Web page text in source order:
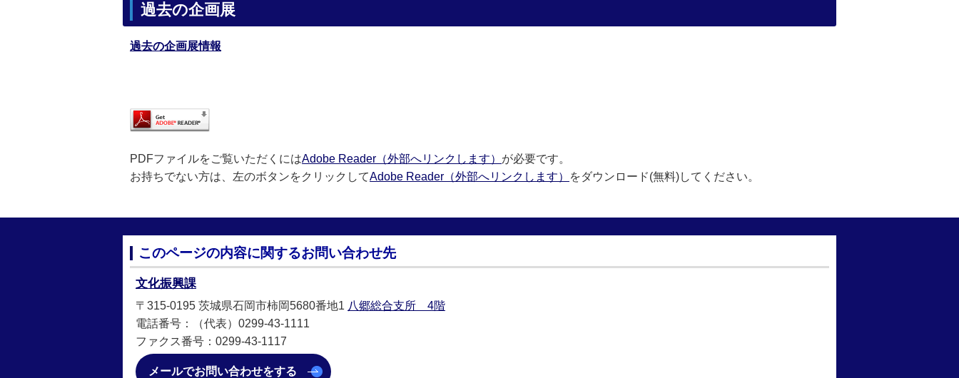
過去の企画展
過去の企画展情報
PDFファイルをご覧いただくにはAdobe Reader（外部へリンクします） が必要です。
お持ちでない方は、左のボタンをクリックしてAdobe Reader（外部へリンクします） をダウンロード(無料)してください。
このページの内容に関するお問い合わせ先
文化振興課
〒315-0195 茨城県石岡市柿岡5680番地1 八郷総合支所 4階
電話番号：（代表）0299-43-1111
ファクス番号：0299-43-1117
メールでお問い合わせをする